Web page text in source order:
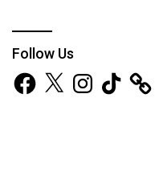
Follow Us
Facebook
X Instagram
TikTok